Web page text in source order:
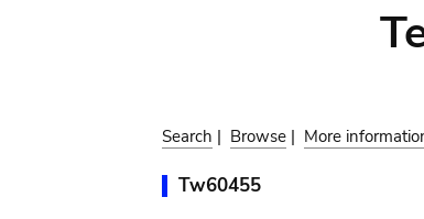
Search | Browse | More
Tw60455